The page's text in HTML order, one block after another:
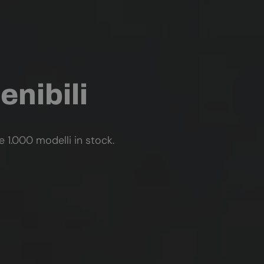
1.000 modelli in stock.